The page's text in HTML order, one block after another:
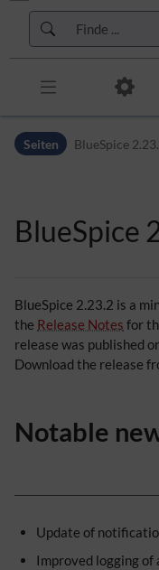
Zur Kopfleiste
Zur Hauptnavigation
Zu den Seitenwerkzeugen
Seiten BlueSpice
BlueSpice
BlueSpice 2.23.2 is a
the Release Notes for
release was published
Download the release
Notable
Update of
Improved logging of